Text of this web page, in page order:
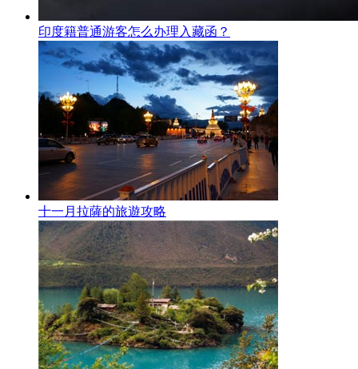
印度籍普通游客怎么办理入藏函？
十一月拉薩的旅遊攻略